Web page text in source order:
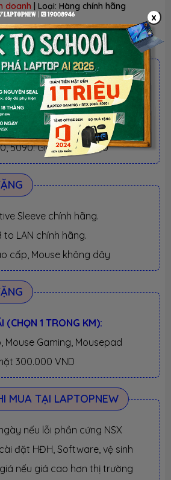
doanh | Loại: Hàng chính hãng
NHẤT TRONG NĂM
2026.Xem chi tiết
- Laptop văn phòng. Giảm TM 300K
Giảm TM 500K
5090: Giảm TM 1 TRIỆU
Sleeve chính hãng.
to LAN chính hãng.
cấp, Mouse không dây
(CHỌN 1 TRONG KM):
Mouse Gaming, Mousepad
300.000 VND
MUA TẠI LAPTOPNEW
nếu lỗi phần cứng NSX
đặt HĐH, Software, vệ sinh
nếu giá cao hơn thị trường
x